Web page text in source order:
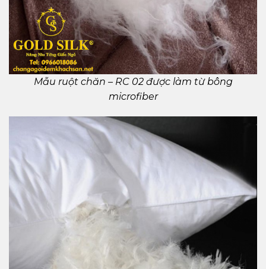
Mẫu ruột chăn – RC 02 được làm từ bông
microfiber